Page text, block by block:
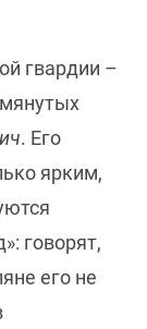
гвардии –
. Его
ярким,
говорят,
его не